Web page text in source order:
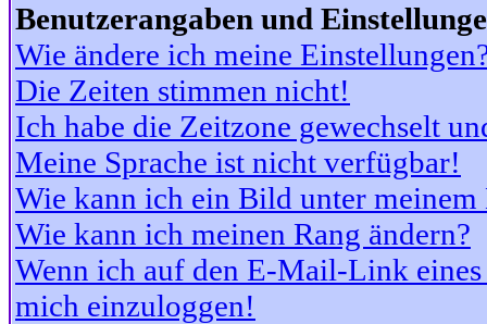
Benutzerangaben und
Wie ändere ich meine
Die Zeiten stimmen nicht!
Ich habe die Zeitzone gewechselt
Meine Sprache ist nicht verfügbar!
Wie kann ich ein Bild unter meinem
Wie kann ich meinen Rang ändern?
Wenn ich auf den E-Mail-Link
mich einzuloggen!